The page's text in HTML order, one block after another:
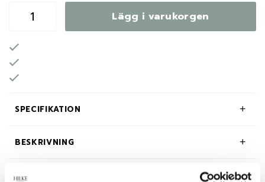
Lägg i varukorgen
SPECIFIKATION
BESKRIVNING
OM HILKE COLLECTION